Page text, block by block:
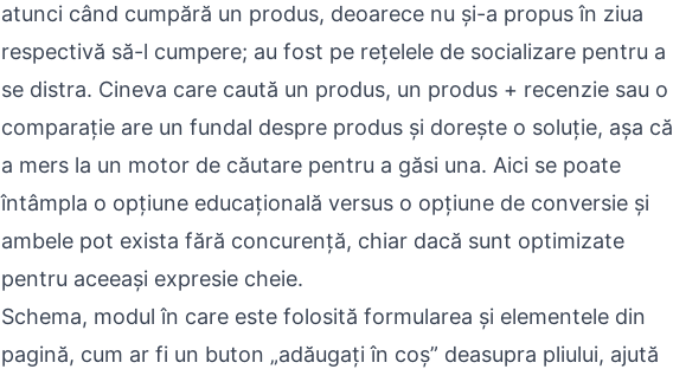
atunci când cumpără un produs, deoarece nu și-a propus în ziua
respectivă să-l cumpere; au fost pe rețelele de socializare pentru a
se distra. Cineva care caută un produs, un produs + recenzie sau o
comparație are un fundal despre produs și dorește o soluție, așa că
a mers la un motor de căutare pentru a găsi una. Aici se poate
întâmpla o opțiune educațională versus o opțiune de conversie și
ambele pot exista fără concurență, chiar dacă sunt optimizate
pentru aceeași expresie cheie.
Schema, modul în care este folosită formularea și elementele din
pagină, cum ar fi un buton „adăugați în coș” deasupra pliului, ajută